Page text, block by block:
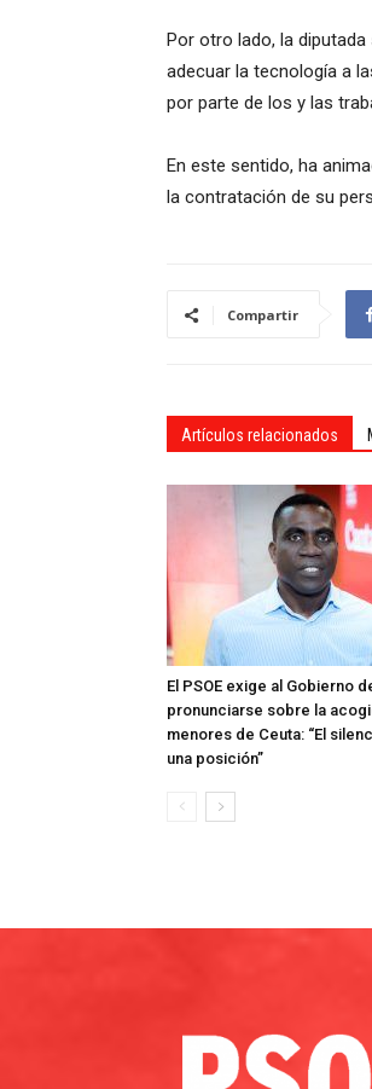
Por otro lado, la
adecuar la tecnología a
por parte de los y las
En este sentido, ha
la contratación de su
Compartir
Artículos relacionados
El PSOE exige al Gobierno
pronunciarse sobre la
menores de Ceuta: “El
una posición”